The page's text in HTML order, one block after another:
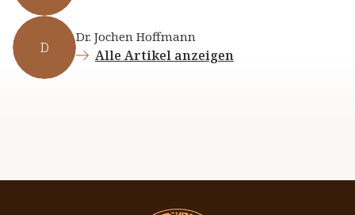
D
Dr. Jochen Hoffmann
Alle Artikel anzeigen